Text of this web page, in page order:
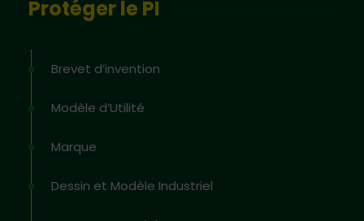
Protéger le PI
Brevet d’invention
Modèle d’Utilité
Marque
Dessin et Modèle Industriel